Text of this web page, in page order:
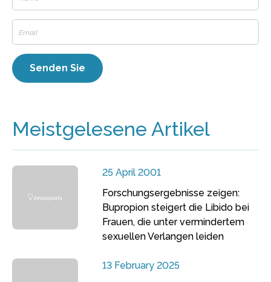
Meistgelesene Artikel
25 April 2001
Forschungsergebnisse zeigen:
Bupropion steigert die Libido bei
Frauen, die unter vermindertem
sexuellen Verlangen leiden
13 February 2025